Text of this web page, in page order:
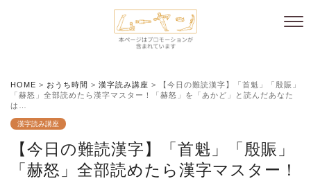
HOME > おうち時間 > 漢字読み講座 >
【今日の難読漢字】「首魁」「殷賑」
「赫怒」全部読めたら漢字マスター！「赫怒」を「あかど」と読んだあなた
は…
漢字読み講座
【今日の難読漢字】「首魁」「殷賑」
「赫怒」全部読めたら漢字マスター！